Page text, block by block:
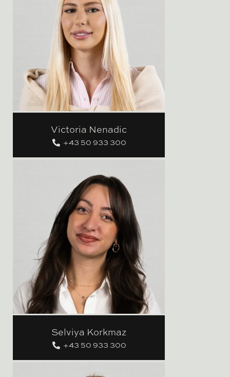
Victoria Nenadic
+43 50 933 300
Selviya Korkmaz
+43 50 933 300